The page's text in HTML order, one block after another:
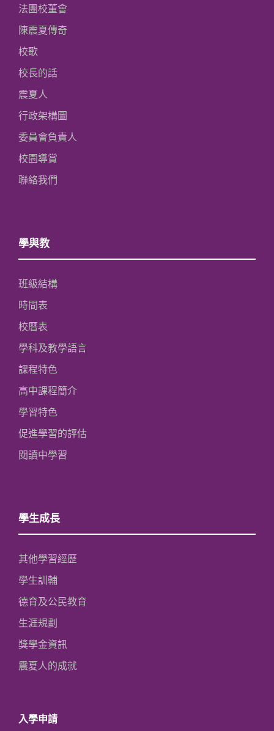
法團校董會
陳震夏傳奇
校歌
校長的話
震夏人
行政架構圖
委員會負責人
校園導賞
聯絡我們
學與教
班級結構
時間表
校曆表
學科及教學語言
課程特色
高中課程簡介
學習特色
促進學習的評估
閱讀中學習
學生成長
其他學習經歷
學生訓輔
德育及公民教育
生涯規劃
獎學金資訊
震夏人的成就
入學申請